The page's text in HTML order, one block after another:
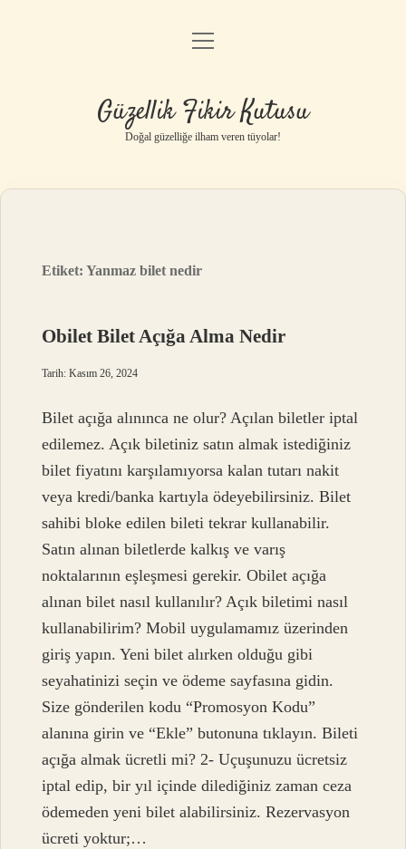
Anasayfa
Yasal Uyarı
menüyü
Güzellik Fikir Kutusu
Doğal güzelliğe ilham veren tüyolar!
Etiket:Yanmaz bilet nedir
Obilet Bilet Açığa Alma Nedir
Tarih: Kasım 26, 2024
Bilet açığa alınınca ne olur? Açılan biletler iptal
edilemez. Açık biletiniz satın almak istediğiniz
bilet fiyatını karşılamıyorsa kalan tutarı nakit
veya kredi/banka kartıyla ödeyebilirsiniz. Bilet
sahibi bloke edilen bileti tekrar kullanabilir.
Satın alınan biletlerde kalkış ve varış
noktalarının eşleşmesi gerekir. Obilet açığa
alınan bilet nasıl kullanılır? Açık biletimi nasıl
kullanabilirim? Mobil uygulamamız üzerinden
giriş yapın. Yeni bilet alırken olduğu gibi
seyahatinizi seçin ve ödeme sayfasına gidin.
Size gönderilen kodu “Promosyon Kodu”
alanına girin ve “Ekle” butonuna tıklayın. Bileti
açığa almak ücretli mi? 2- Uçuşunuzu ücretsiz
iptal edip, bir yıl içinde dilediğiniz zaman ceza
ödemeden yeni bilet alabilirsiniz. Rezervasyon
ücreti yoktur;…